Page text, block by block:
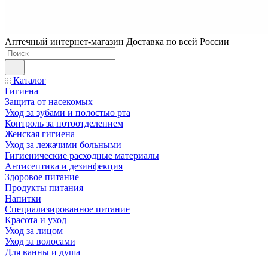
Аптечный интернет-магазин Доставка по всей России
Каталог
Гигиена
Защита от насекомых
Уход за зубами и полостью рта
Контроль за потоотделением
Женская гигиена
Уход за лежачими больными
Гигиенические расходные материалы
Антисептика и дезинфекция
Здоровое питание
Продукты питания
Напитки
Специализированное питание
Красота и уход
Уход за лицом
Уход за волосами
Для ванны и душа